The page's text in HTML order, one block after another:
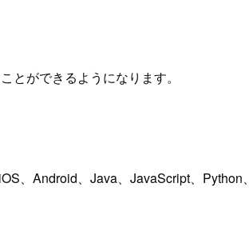
とができるようになります。
、Android、Java、JavaScript、